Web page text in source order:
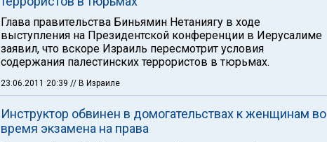
Глава правительства Биньямин Нетаниягу в ходе
выступления на Президентской конференции в Иерусалиме
заявил, что вскоре Израиль пересмотрит условия
содержания палестинских террористов в тюрьмах.
23.06.2011 20:39 // В Израиле
Инструктор обвинен в домогательствах к женщинам во
время экзамена на права